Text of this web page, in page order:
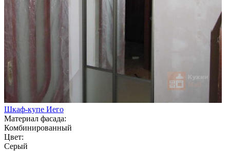
Шкаф-купе Иего
Материал фасада:
Комбинированный
Цвет:
Серый